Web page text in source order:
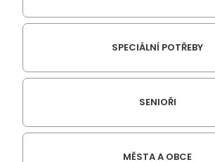
SPECIÁLNÍ POTŘEBY
SENIOŘI
MĚSTA A OBCE